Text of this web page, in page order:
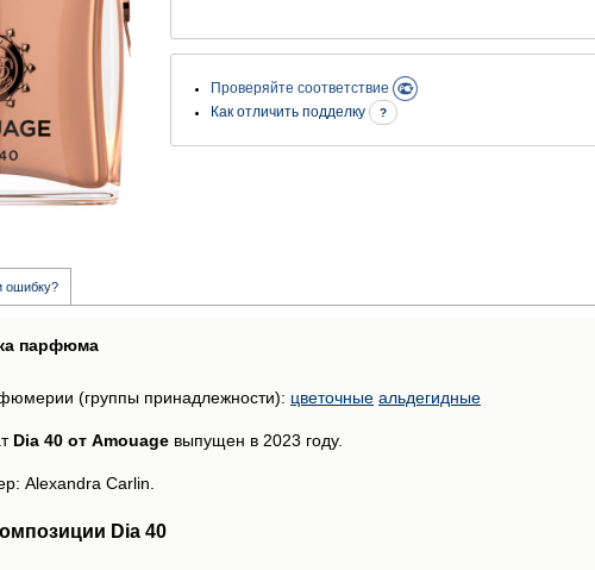
Проверяйте соответствие
Как отличить подделку
?
ошибку?
парфюма
(группы принадлежности): цветочные альдегидные
Dia 40 от Amouage выпущен в 2023 году.
Alexandra Carlin.
Dia 40